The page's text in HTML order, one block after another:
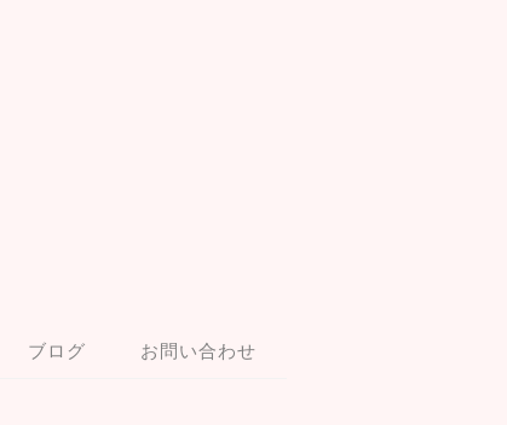
ブログ お問い合わせ